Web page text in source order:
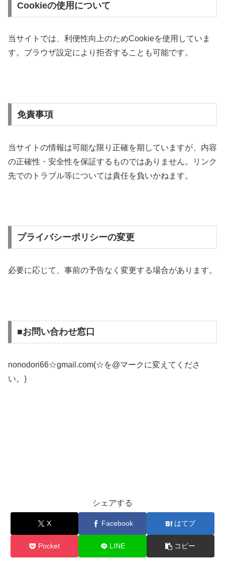
Cookieの使用について
当サイトでは、利便性向上のためCookieを使用していま
す。ブラウザ設定により拒否することも可能です。
免責事項
当サイトの情報は可能な限り正確を期していますが、内容
の正確性・安全性を保証するものではありません。リンク
先でのトラブル等については責任を負いかねます。
プライバシーポリシーの変更
必要に応じて、事前の予告なく変更する場合があります。
■お問い合わせ窓口
nonodori66☆gmail.com(☆を@マークに変えてくださ
い。)
シェアする
X Facebook はてブ
Pocket LINE コピー